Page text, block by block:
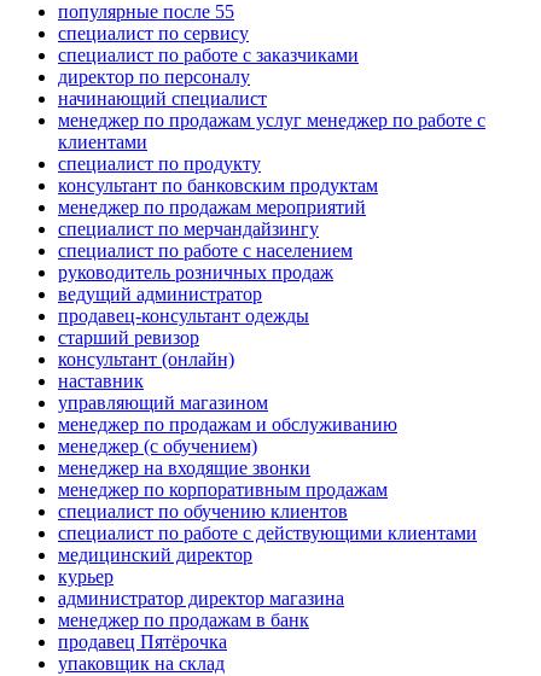
популярные после 55
специалист по сервису
специалист по работе с заказчиками
директор по персоналу
начинающий специалист
менеджер по продажам услуг менеджер по работе с
клиентами
специалист по продукту
консультант по банковским продуктам
менеджер по продажам мероприятий
специалист по мерчандайзингу
специалист по работе с населением
руководитель розничных продаж
ведущий администратор
продавец-консультант одежды
старший ревизор
консультант (онлайн)
наставник
управляющий магазином
менеджер по продажам и обслуживанию
менеджер (с обучением)
менеджер на входящие звонки
менеджер по корпоративным продажам
специалист по обучению клиентов
специалист по работе с действующими клиентами
медицинский директор
курьер
администратор директор магазина
менеджер по продажам в банк
продавец Пятёрочка
упаковщик на склад